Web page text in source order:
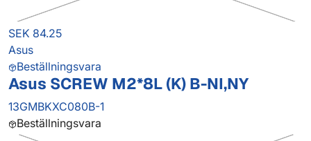
SEK 84.25
Asus
Beställningsvara
Asus SCREW M2*8L (K) B-NI,NY
13GMBKXC080B-1
Beställningsvara